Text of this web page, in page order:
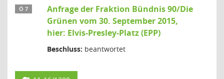
Ö 7
Anfrage der Fraktion Bündnis 90/Die
Grünen vom 30. September 2015,
hier: Elvis-Presley-Platz (EPP)
Beschluss: beantwortet